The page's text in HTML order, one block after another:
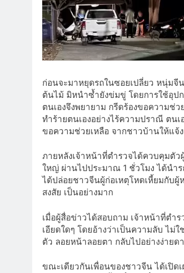
ก่อนจะมาหยุดรถในซอยเปลี่ยว หนุ่มจี
ต้นไม้ มิหนำซ้ำยังข่มขู่ โดยการใช้อุป
ตนเองจึงพยายาม กรีดร้องขอความช่
ทำร้ายตนเองอย่างไร้ความปราณี ตน
ขอความช่วยเหลือ จากชาวบ้านให้แจ้
ภายหลังเจ้าหน้าที่ตำรวจได้ควบคุมตั
ใหญ่ ผ่านไปประมาณ 1 ชั่วโมง ได้นำ
ได้ปล่อยชาวจีนผู้ก่อเหตุโหดเหี้ยมกับผู้
สงสัย เป็นอย่างมาก
เมื่อผู้สื่อข่าวได้สอบถาม เจ้าหน้าที่ตำร
เอียดใดๆ โดยอ้างว่าเป็นความลับ ไม่
ตัว ลอยหน้าลอยตา กลับไปอย่างง่ายด
ขณะเดียวกันเพื่อนของชาวจีน ได้เปิด